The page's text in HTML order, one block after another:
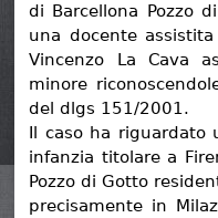
di Barcellona Pozzo
una docente
Vincenzo La Cava
minore
del dlgs 151/2001.
Il caso ha riguardato
infanzia titolare a
Pozzo di Gotto
precisamente in